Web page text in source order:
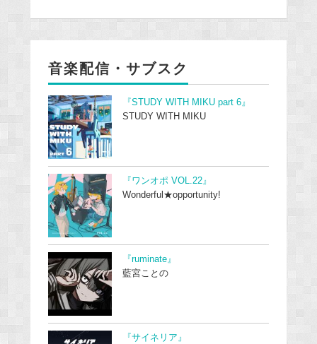
音楽配信・サブスク
『STUDY WITH MIKU part 6』
STUDY WITH MIKU
『ワンオポ VOL.22』
Wonderful★opportunity!
『ruminate』
藍宮ことの
『サイネリア』